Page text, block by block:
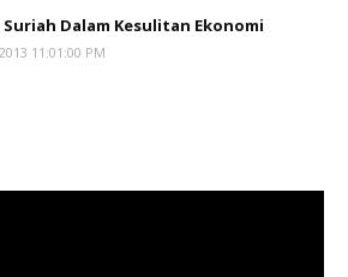
Suriah Dalam Kesulitan Ekonomi
11:01:00 PM